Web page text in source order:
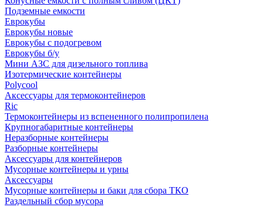
Подземные емкости
Еврокубы
Еврокубы новые
Еврокубы с подогревом
Еврокубы б/у
Мини АЗС для дизельного топлива
Изотермические контейнеры
Polycool
Аксессуары для термоконтейнеров
Ric
Термоконтейнеры из вспененного полипропилена
Крупногабаритные контейнеры
Неразборные контейнеры
Разборные контейнеры
Аксессуары для контейнеров
Мусорные контейнеры и урны
Аксессуары
Мусорные контейнеры и баки для сбора ТКО
Раздельный сбор мусора